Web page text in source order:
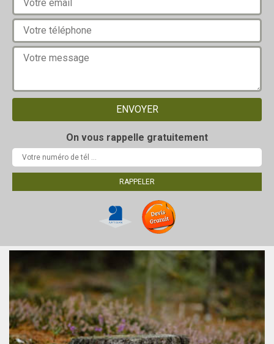
On vous rappelle gratuitement